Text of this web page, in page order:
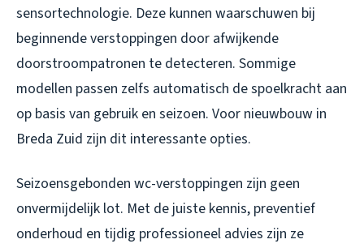
sensortechnologie. Deze kunnen waarschuwen bij
beginnende verstoppingen door afwijkende
doorstroompatronen te detecteren. Sommige
modellen passen zelfs automatisch de spoelkracht aan
op basis van gebruik en seizoen. Voor nieuwbouw in
Breda Zuid zijn dit interessante opties.
Seizoensgebonden wc-verstoppingen zijn geen
onvermijdelijk lot. Met de juiste kennis, preventief
onderhoud en tijdig professioneel advies zijn ze